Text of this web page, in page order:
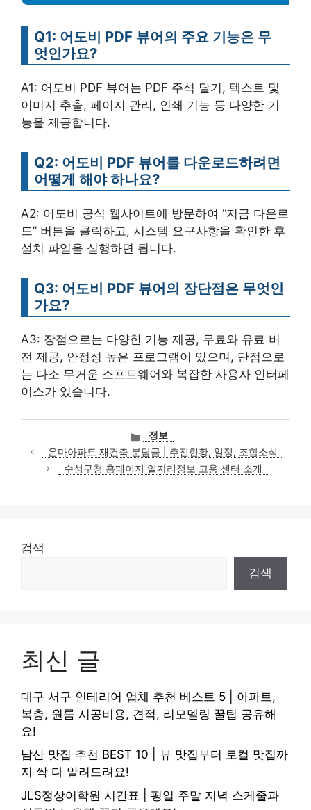
Q1: 어도비 PDF 뷰어의 주요 기능은 무
엇인가요?
A1: 어도비 PDF 뷰어는 PDF 주석 달기, 텍스트 및
이미지 추출, 페이지 관리, 인쇄 기능 등 다양한 기
능을 제공합니다.
Q2: 어도비 PDF 뷰어를 다운로드하려면
어떻게 해야 하나요?
A2: 어도비 공식 웹사이트에 방문하여 “지금 다운로
드” 버튼을 클릭하고, 시스템 요구사항을 확인한 후
설치 파일을 실행하면 됩니다.
Q3: 어도비 PDF 뷰어의 장단점은 무엇인
가요?
A3: 장점으로는 다양한 기능 제공, 무료와 유료 버
전 제공, 안정성 높은 프로그램이 있으며, 단점으로
는 다소 무거운 소프트웨어와 복잡한 사용자 인터페
이스가 있습니다.
카
테
고
리
정보
은마아파트 재건축 분담금 | 추진현황, 일정, 조합소식
수성구청 홈페이지 일자리정보 고용 센터 소개
검색
검색
최신 글
대구 서구 인테리어 업체 추천 베스트 5 | 아파트,
복층, 원룸 시공비용, 견적, 리모델링 꿀팁 공유해
요!
남산 맛집 추천 BEST 10 | 뷰 맛집부터 로컬 맛집까
지 싹 다 알려드려요!
JLS정상어학원 시간표 | 평일 주말 저녁 스케줄과